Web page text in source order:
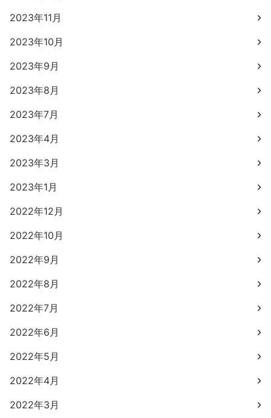
2023年11月
2023年10月
2023年9月
2023年8月
2023年7月
2023年4月
2023年3月
2023年1月
2022年12月
2022年10月
2022年9月
2022年8月
2022年7月
2022年6月
2022年5月
2022年4月
2022年3月